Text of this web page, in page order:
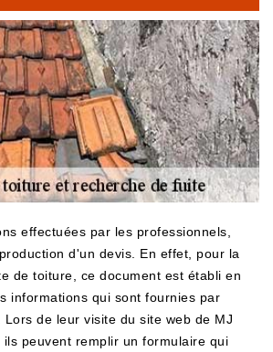
effectuées par les professionnels,
d'un devis. En effet, pour la
de toiture, ce document est établi en
informations qui sont fournies par
de leur visite du site web de MJ
ils peuvent remplir un formulaire qui